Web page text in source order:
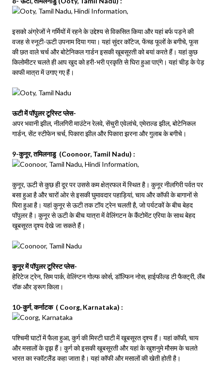
इसको अंग्रेजों ने गर्मियों में रहने के उद्देश्य से विकसित किया और यहां बर्फ पड़ने की
वजह से स्नूटी-ऊटी उपनाम दिया गया। यहां सुंदर कॉटेज, फेंच्ड फूलों के बगीचे, फूस
की छत वाले चर्च और बोटेनिकल गार्डन इसकी खूबसूरती को बयां करते हैं। यहां कुछ
किलोमीटर चलते ही आप खुद को हरी-भरी प्रकृति से घिरा हुआ पाएंगे। यहां चीड़ के पेड़
काफी मात्रा में उगाए गए हैं।
ऊटी में पॉपुलर टूरिस्ट प्लेस-
अपर भवानी झील, नीलगिरी माउंटेन रेलवे, सेंचुरी एवेलांचे, एमेराल्ड झील, बोटेनिकल
गार्डन, सेंट स्टीफेन चर्च, पिकारा झील और पिकारा झरना और गुलाब के बगीचे।
9-कुनूर, तमिलनाडु (Coonoor, Tamil Nadu) :
कुनूर, ऊटी से कुछ ही दूर पर उससे कम क्षेत्रफल में स्थित है। कुनूर नीलगिरी पर्वत पर
बसा हुआ है और चारों ओर से इसकी घुमावदार पहाड़ियां, चाय और कॉफी के बागानों से
घिरा हुआ है। यहां कुनूर से ऊटी तक टॉय ट्रेन चलती है, जो पर्यटकों के बीच बेहद
पॉपुलर है। कुनूर से ऊटी के बीच यात्रा में वेलिंगटन के कैंटोमेंट एरिया के साथ बेहद
खूबसूरत दृश्य देखे जा सकते हैं।
कुनूर में पॉपुलर टूरिस्ट प्लेस-
हेरिटेज ट्रेन, सिम पार्क, वेलिंग्टन गोल्फ कोर्स, डॉल्फिन नोस, हाईफील्ड टी फैक्ट्री, लैंब
रॉक और ड्रूग किला।
10-कुर्ग, कर्नाटक ( Coorg, Karnataka) :
पश्चिमी घाटों में फैला हुआ, कुर्ग की मिस्टी घाटी में खूबसूरत दृश्य हैं। यहां कॉफी, चाय
और मसालों के वृझ हैं। कुर्ग को इसकी खूबसूरती और यहां के खुशनुमे मौसम के चलते
भारत का स्कॉटलैंड कहा जाता है। यहां कॉफी और मसालों की खेती होती है।